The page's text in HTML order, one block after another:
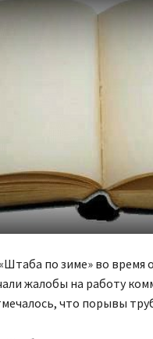
по зиме» во
жалобы на работу
что порывы